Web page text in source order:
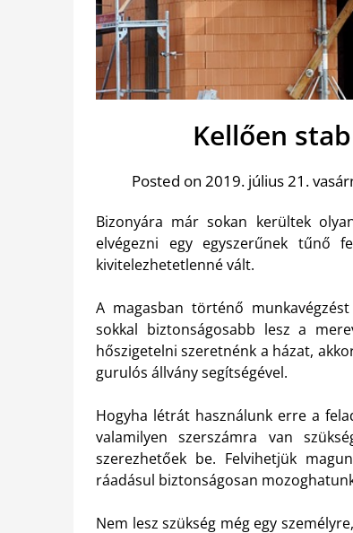
Kellően
Posted on 2019. július 21.
Bizonyára már sokan kerültek
elvégezni egy egyszerűnek tűnő
kivitelezhetetlenné vált.
A magasban történő munkavégzést
sokkal biztonságosabb lesz a
hőszigetelni szeretnénk a házat,
gurulós állvány segítségével.
Hogyha létrát használunk erre a
valamilyen szerszámra van
szerezhetőek be. Felvihetjük
ráadásul biztonságosan
Nem lesz szükség még egy